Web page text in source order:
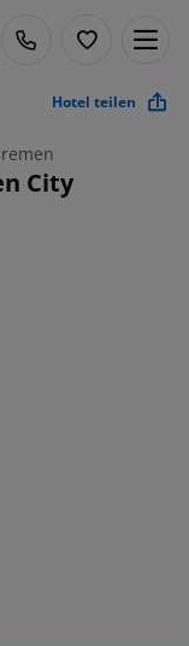
Hotel teilen
City